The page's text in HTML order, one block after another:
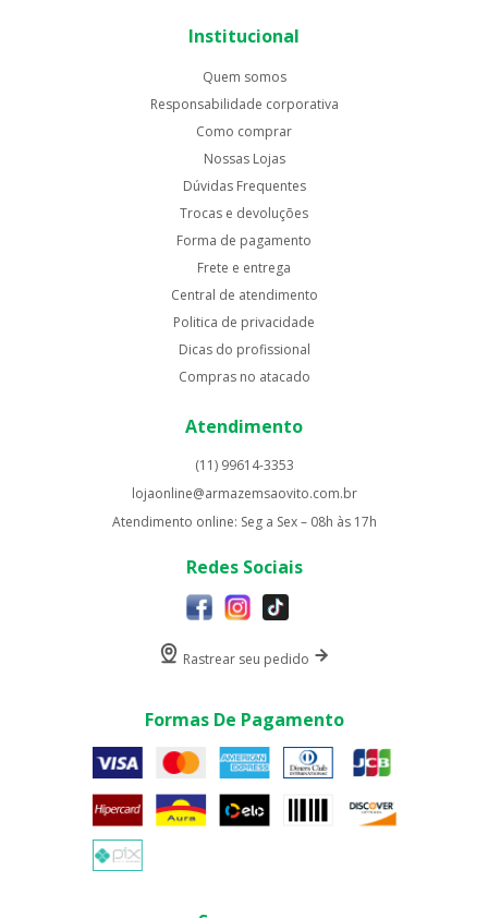
Institucional
Quem somos
Responsabilidade corporativa
Como comprar
Nossas Lojas
Dúvidas Frequentes
Trocas e devoluções
Forma de pagamento
Frete e entrega
Central de atendimento
Politica de privacidade
Dicas do profissional
Compras no atacado
Atendimento
(11) 99614-3353
lojaonline@armazemsaovito.com.br
Atendimento online: Seg a Sex – 08h às 17h
Redes Sociais
Rastrear seu pedido
Formas De Pagamento